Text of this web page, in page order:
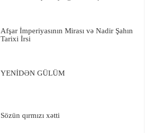
Afşar İmperiyasının Mirası və Nadir Şahın
Tarixi İrsi
YENİDƏN GÜLÜM
Sözün qırmızı xətti